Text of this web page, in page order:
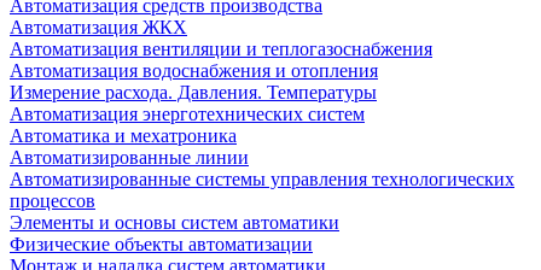
Автоматизация средств производства
Автоматизация ЖКХ
Автоматизация вентиляции и теплогазоснабжения
Автоматизация водоснабжения и отопления
Измерение расхода. Давления. Температуры
Автоматизация энерготехнических систем
Автоматика и мехатроника
Автоматизированные линии
Автоматизированные системы управления технологических
процессов
Элементы и основы систем автоматики
Физические объекты автоматизации
Монтаж и наладка систем автоматики